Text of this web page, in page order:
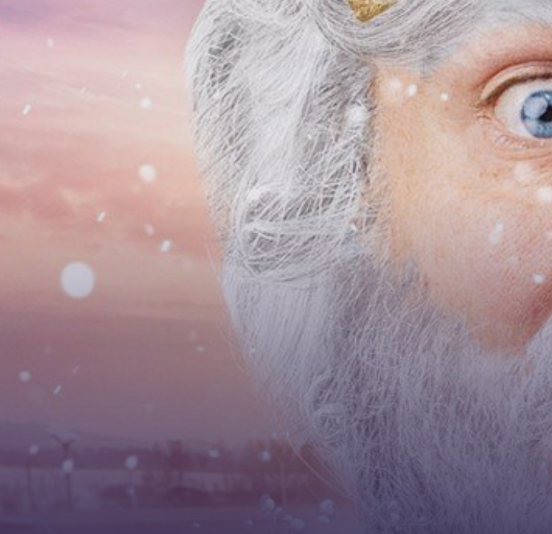
Tropická pláž
Animace
Mr. Slider
Restaurace a bary
Aqua Shop
Hotel Aqualand Inn